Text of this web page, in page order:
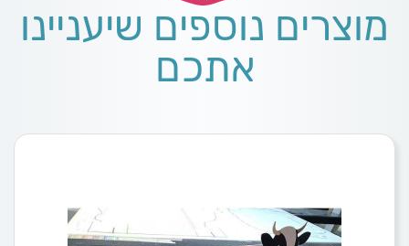
מוצרים נוספים שיעניינו
אתכם